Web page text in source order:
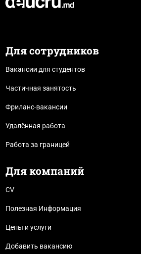
Для сотрудников
Вакансии для студентов
Частичная занятость
Фриланс-вакансии
Удалённая работа
Работа за границей
Для компаний
CV
Полезная Информация
Цены и услуги
Добавить вакансию